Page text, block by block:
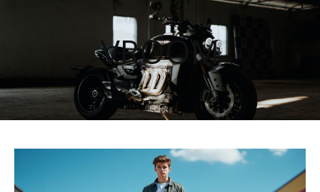
VROOM